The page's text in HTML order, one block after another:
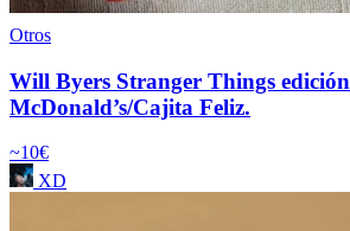
Otros
Will Byers Stranger Things edición
McDonald’s/Cajita Feliz.
~10€
XD